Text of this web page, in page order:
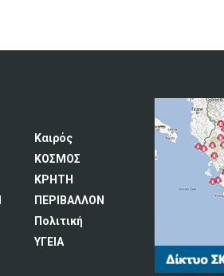
Καιρός
ΚΟΣΜΟΣ
ΚΡΗΤΗ
ΠΕΡΙΒΑΛΛΟΝ
Πολιτική
ΥΓΕΙΑ